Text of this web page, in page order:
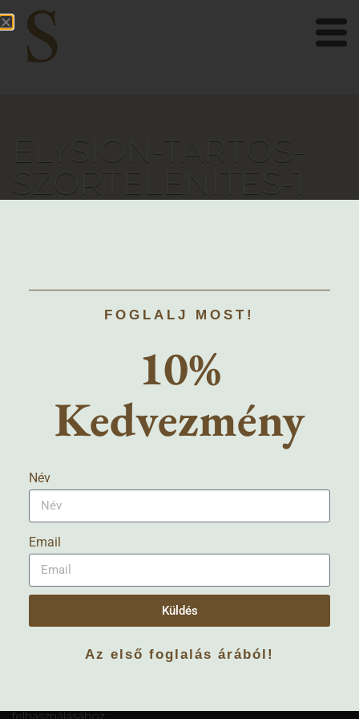
ELYSION-TARTOS-
SZORTELENITES-1
felhasználásához
FOGLALJ MOST!
10%
Kedvezmény
Név
Email
Küldés
Az első foglalás árából!